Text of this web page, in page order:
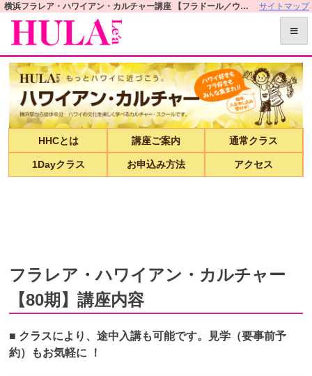
S
p
横浜フラレア・ハワイアン・カルチャー講座 【フラドール／ウクレレ／レイ／マナカード／ハワイ語教室など】 | フラレアオフィシャルWEBサイト サイトマップ
HHCとは 講座ご案内 通常クラス
1Dayクラス お申込み方法 アクセス
フラレア・ハワイアン・カルチャー
【80期】講座内容
■ クラスにより、途中入講も可能です。見学（要事前予
約）もお気軽に ！